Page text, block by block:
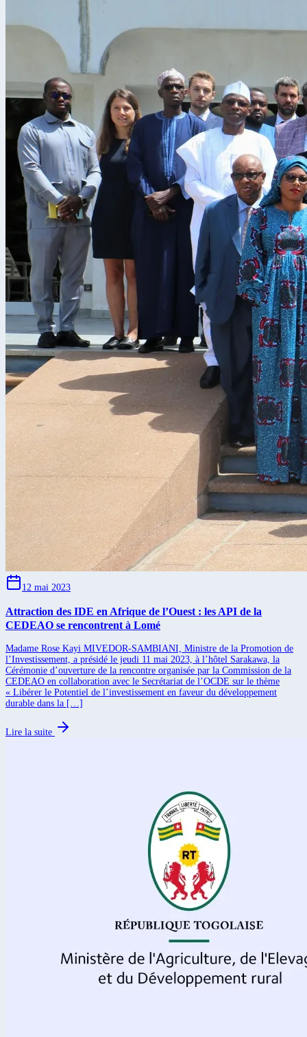
12 mai 2023
Attraction des IDE en Afrique de l’Ouest : les API de la
CEDEAO se rencontrent à Lomé
Madame Rose Kayi MIVEDOR-SAMBIANI, Ministre de la Promotion de
l’Investissement, a présidé le jeudi 11 mai 2023, à l’hôtel Sarakawa, la
Cérémonie d’ouverture de la rencontre organisée par la Commission de la
CEDEAO en collaboration avec le Secrétariat de l’OCDE sur le thème
« Libérer le Potentiel de l’investissement en faveur du développement
durable dans la […]
Lire la suite